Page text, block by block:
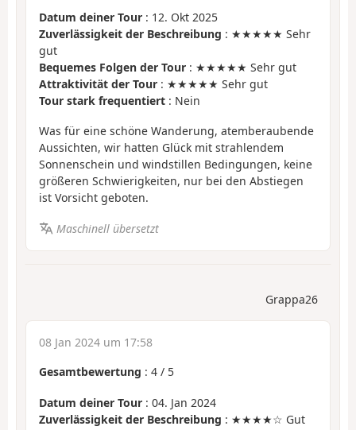
Datum deiner Tour : 12. Okt 2025
Zuverlässigkeit der Beschreibung : ★★★★★ Sehr
gut
Bequemes Folgen der Tour : ★★★★★ Sehr gut
Attraktivität der Tour : ★★★★★ Sehr gut
Tour stark frequentiert : Nein
Was für eine schöne Wanderung, atemberaubende
Aussichten, wir hatten Glück mit strahlendem
Sonnenschein und windstillen Bedingungen, keine
größeren Schwierigkeiten, nur bei den Abstiegen
ist Vorsicht geboten.
Maschinell übersetzt
Grappa26
08 Jan 2024 um 17:58
Gesamtbewertung : 4 / 5
Datum deiner Tour : 04. Jan 2024
Zuverlässigkeit der Beschreibung : ★★★★☆ Gut